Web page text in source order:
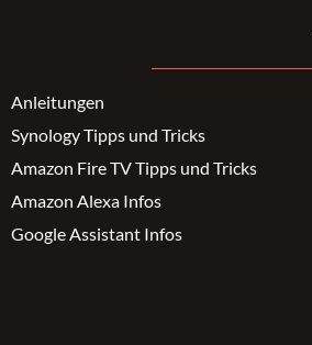
Anleitungen
Synology Tipps und Tricks
Amazon Fire TV Tipps und Tricks
Amazon Alexa Infos
Google Assistant Infos